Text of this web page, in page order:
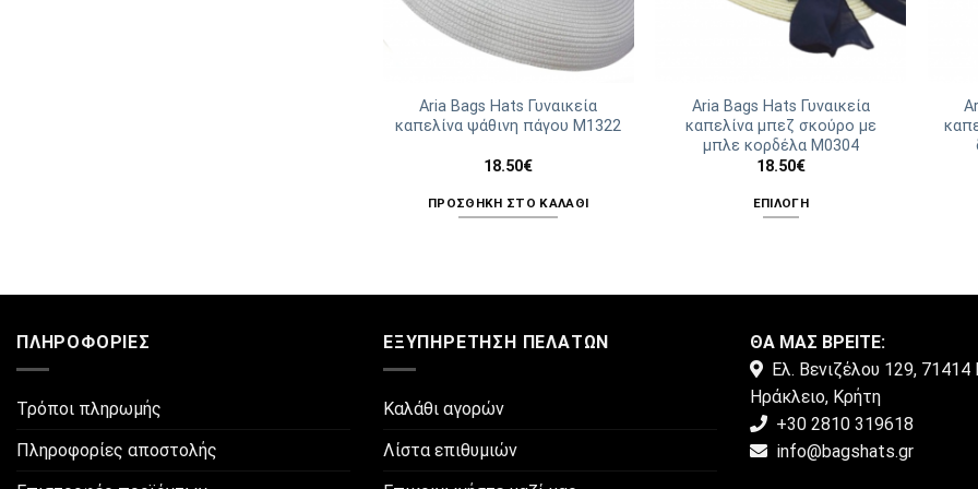
Aria Bags Hats Γυναικεία
καπελίνα ψάθινη πάγου Μ1322
18.50€
ΠΡΟΣΘΉΚΗ ΣΤΟ ΚΑΛΆΘΙ
Aria Bags Hats Γυναικεία
καπελίνα μπεζ σκούρο με
μπλε κορδέλα Μ0304
18.50€
ΕΠΙΛΟΓΉ
πολλαπλές
Οι
επιλογές
μπορούν
να
ΠΛΗΡΟΦΟΡΊΕΣ
Τρόποι πληρωμής
Πληροφορίες αποστολής
ΕΞΥΠΗΡΈΤΗΣΗ ΠΕΛΑΤΏΝ
Καλάθι αγορών
Λίστα επιθυμιών
ΘΑ ΜΑΣ ΒΡΕΙΤΕ:
Ελ. Βενιζέλου 129, 71414
Ηράκλειο, Κρήτη
+30 2810 319618
info@bagshats.gr